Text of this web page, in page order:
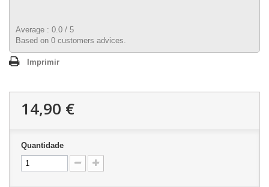
Average : 0.0 / 5
Based on 0 customers advices.
Imprimir
14,90 €
Quantidade